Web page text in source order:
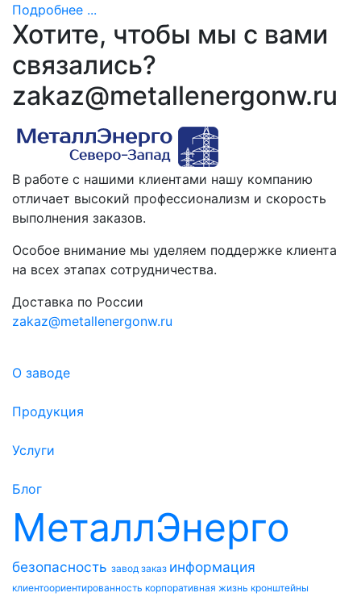
Подробнее ...
Хотите, чтобы мы с вами
связались?
zakaz@metallenergonw.ru
В работе с нашими клиентами нашу компанию
отличает высокий профессионализм и скорость
выполнения заказов.
Особое внимание мы уделяем поддержке клиента
на всех этапах сотрудничества.
Доставка по России
zakaz@metallenergonw.ru
О заводе
Продукция
Услуги
Блог
МеталлЭнерго
безопасность завод заказ информация
клиентоориентированность корпоративная жизнь кронштейны